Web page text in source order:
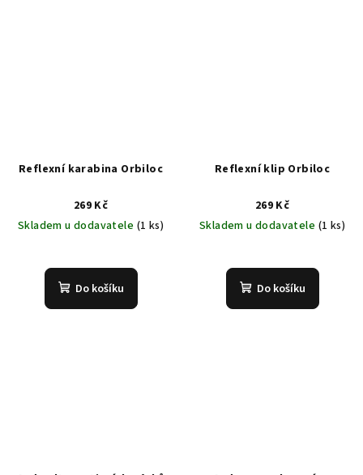
Reflexní karabina Orbiloc
269 Kč
Skladem u dodavatele (1 ks)
Do košíku
Reflexní klip Orbiloc
269 Kč
Skladem u dodavatele (1 ks)
Do košíku